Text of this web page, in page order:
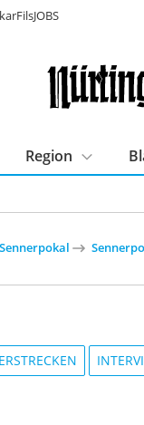
Region
Sennerpokal